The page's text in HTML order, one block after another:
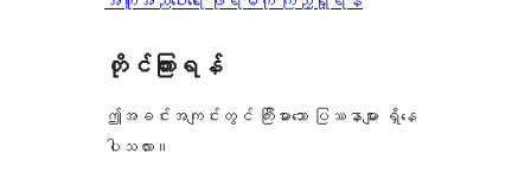
တိုင်ကြားရန်
ဤအခင်းအကျင်းတွင် ကြီးမားသော ပြဿနာများ ရှိနေ
ပါသလား။